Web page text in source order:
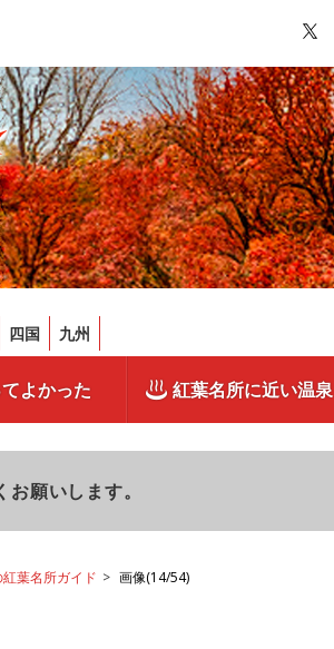
四国 九州
よかった 紅葉名所に近い温泉
願いします。
葉名所ガイド 画像(14/54)